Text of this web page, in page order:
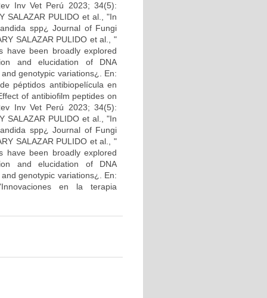
Inv Vet Perú 2023; 34(5):
SALAZAR PULIDO et al., "In
spp¿ Journal of Fungi
SALAZAR PULIDO et al., "
have been broadly explored
and elucidation of DNA
genotypic variations¿. En:
péptidos antibiopelícula en
of antibiofilm peptides on
Inv Vet Perú 2023; 34(5):
SALAZAR PULIDO et al., "In
spp¿ Journal of Fungi
SALAZAR PULIDO et al., "
have been broadly explored
and elucidation of DNA
genotypic variations¿. En:
en la terapia